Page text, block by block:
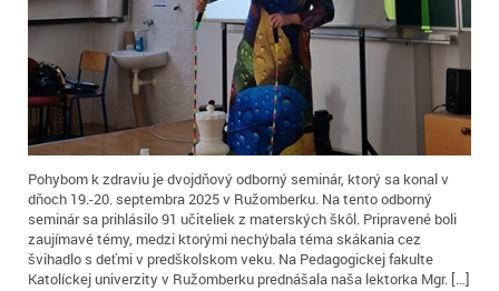
Pohybom k zdraviu je dvojdňový odborný seminár, ktorý sa konal v
dňoch 19.-20. septembra 2025 v Ružomberku. Na tento odborný
seminár sa prihlásilo 91 učiteliek z materských škôl. Pripravené boli
zaujímavé témy, medzi ktorými nechýbala téma skákania cez
švihadlo s deťmi v predškolskom veku. Na Pedagogickej fakulte
Katolíckej univerzity v Ružomberku prednášala naša lektorka Mgr. […]